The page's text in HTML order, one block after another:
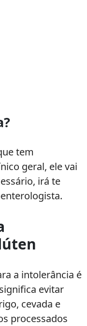
tem
geral, ele vai
irá te
a intolerância é
evitar
cevada e
processados